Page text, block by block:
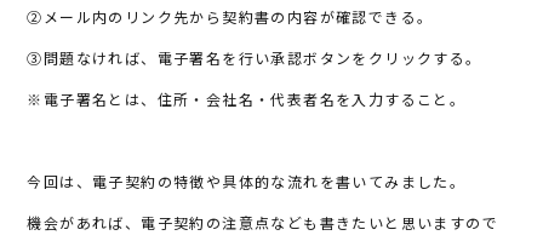
②メール内のリンク先から契約書の内容が確認できる。
③問題なければ、電子署名を行い承認ボタンをクリックする。
※電子署名とは、住所・会社名・代表者名を入力すること。
今回は、電子契約の特徴や具体的な流れを書いてみました。
機会があれば、電子契約の注意点なども書きたいと思いますので